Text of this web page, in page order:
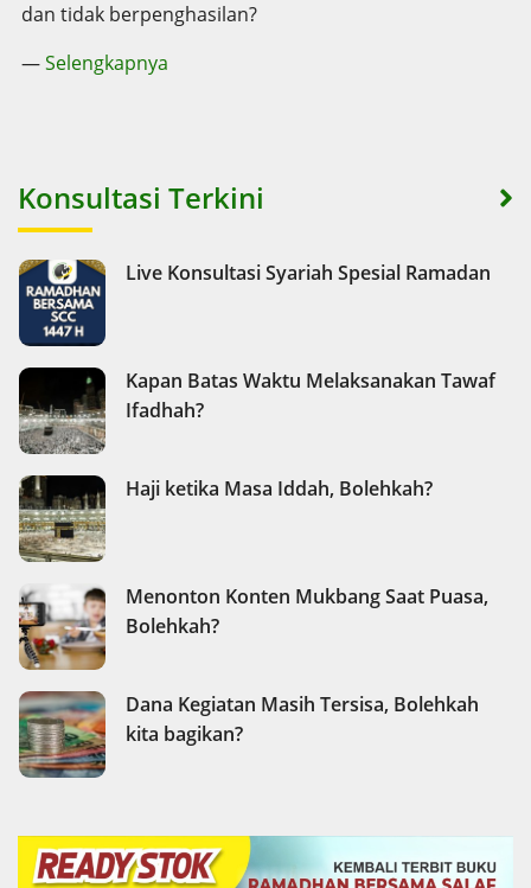
dan tidak berpenghasilan?
—Selengkapnya
Konsultasi Terkini
Live Konsultasi Syariah Spesial Ramadan
Kapan Batas Waktu Melaksanakan Tawaf
Ifadhah?
Haji ketika Masa Iddah, Bolehkah?
Menonton Konten Mukbang Saat Puasa,
Bolehkah?
Dana Kegiatan Masih Tersisa, Bolehkah
kita bagikan?